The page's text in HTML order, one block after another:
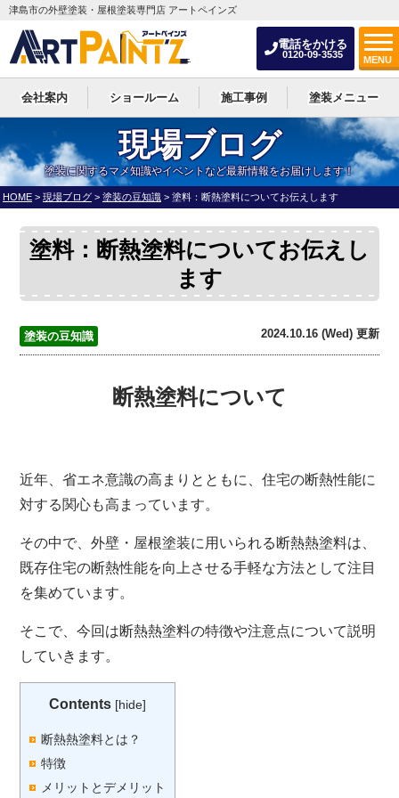
電話をかける
0120-09-3535
MENU
津島市の外壁塗装・屋根塗装専門店 アートペインズ
会社案内 ショールーム 施工事例 塗装メニュー
現場ブログ
塗装に関するマメ知識やイベントなど最新情報をお届けします！
HOME > 現場ブログ > 塗装の豆知識 > 塗料：断熱塗料についてお伝えします
塗料：断熱塗料についてお伝えし
ます
塗装の豆知識 2024.10.16 (Wed) 更新
断熱塗料について
近年、省エネ意識の高まりとともに、住宅の断熱性能に
対する関心も高まっています。
その中で、外壁・屋根塗装に用いられる断熱熱塗料は、
既存住宅の断熱性能を向上させる手軽な方法として注目
を集めています。
そこで、今回は断熱熱塗料の特徴や注意点について説明
していきます。
Contents [hide]
断熱熱塗料とは？
特徴
メリットとデメリット